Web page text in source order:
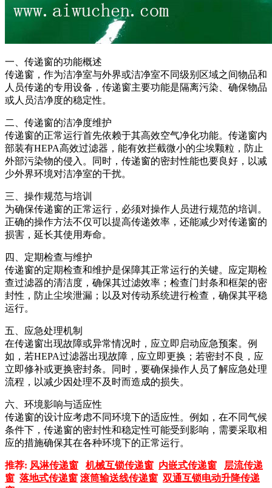
一、传递窗的功能概述
传递窗，作为洁净室与外界或洁净室不同级别区域之间物品和
人员传递的专用设备，传递窗主要功能是隔离污染、确保物品
或人员洁净度的稳定性。
二、传递窗的洁净度维护
传递窗的正常运行首先依赖于其高效空气净化功能。传递窗内
部装有HEPA高效过滤器，能有效拦截微小的尘埃颗粒，防止
外部污染物的侵入。同时，传递窗的密封性能也要良好，以减
少外界环境对洁净室的干扰。
三、操作规范与培训
为确保传递窗的正常运行，必须对操作人员进行规范的培训。
正确的操作方法不仅可以提高传递效率，还能减少对传递窗的
损害，延长其使用寿命。
四、定期检查与维护
传递窗的定期检查和维护是保障其正常运行的关键。应定期检
查过滤器的清洁度，确保其过滤效率；检查门封条和框架的密
封性，防止尘埃泄漏；以及对传动系统进行检查，确保其平稳
运行。
五、应急处理机制
在传递窗出现故障或异常情况时，应立即启动应急预案。例
如，若HEPA过滤器出现故障，应立即更换；若密封不良，应
立即修补或更换密封条。同时，要确保操作人员了解应急处理
流程，以减少因处理不及时而造成的损失。
六、环境影响与适应性
传递窗的设计应考虑不同环境下的适应性。例如，在不同气候
条件下，传递窗的密封性和稳定性可能受到影响，需要采取相
应的措施确保其在各种环境下的正常运行。
推荐: 风淋传递窗 机械互锁传递窗 内嵌式传递窗
层流传递
窗 落地式传递窗 滚筒输送线传递窗 双通互锁电动升降传递